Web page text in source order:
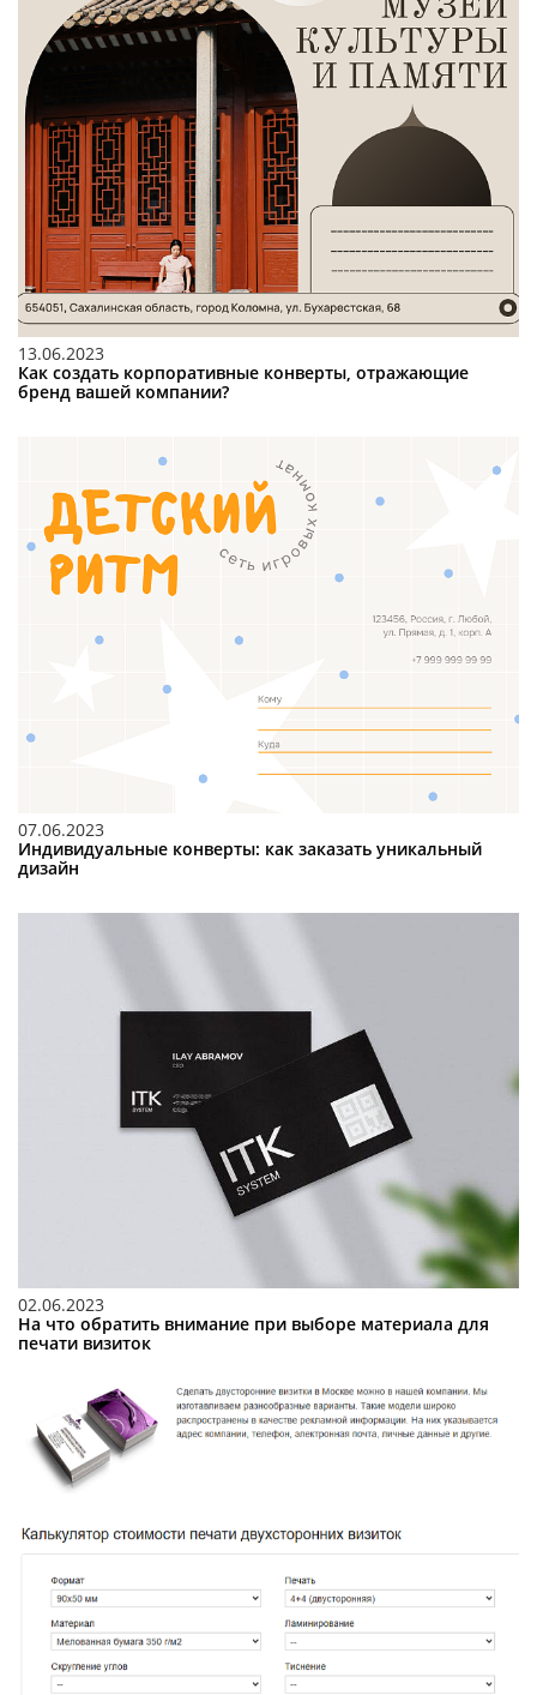
13.06.2023
Как создать корпоративные конверты, отражающие
бренд вашей компании?
07.06.2023
Индивидуальные конверты: как заказать уникальный
дизайн
02.06.2023
На что обратить внимание при выборе материала для
печати визиток